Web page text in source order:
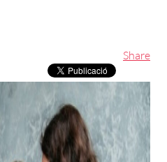
Share